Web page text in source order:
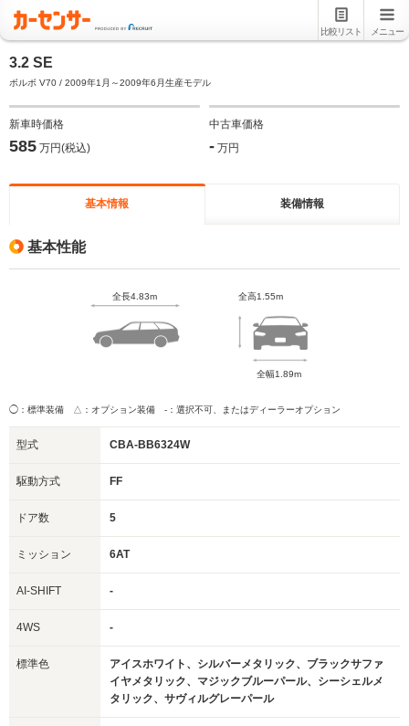
比較リスト メニュー
3.2 SE
ボルボ V70 / 2009年1月～2009年6月生産モデル
新車時価格
585 万円(税込)
中古車価格
- 万円
基本情報 装備情報
基本性能
全長4.83m 全高1.55m
全幅1.89m
◯：標準装備 △：オプション装備 -：選択不可、またはディーラーオプション
型式 CBA-BB6324W
駆動方式 FF
ドア数 5
ミッション 6AT
AI-SHIFT -
4WS -
標準色
アイスホワイト、シルバーメタリック、ブラックサファ
イヤメタリック、マジックブルーパール、シーシェルメ
タリック、サヴィルグレーパール